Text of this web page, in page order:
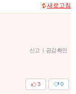
새로고침
신고 | 공감 확인
0
3